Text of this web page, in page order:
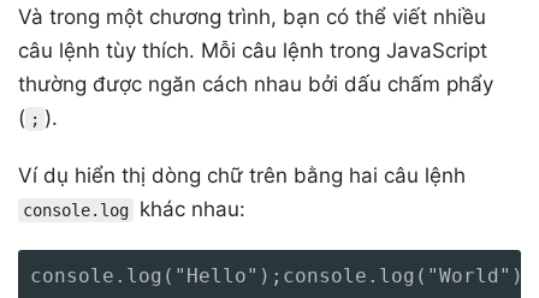
Và trong một chương trình, bạn có thể viết nhiều
câu lệnh tùy thích. Mỗi câu lệnh trong JavaScript
thường được ngăn cách nhau bởi dấu chấm phẩy
( ; ).
Ví dụ hiển thị dòng chữ trên bằng hai câu lệnh
console.log khác nhau:
console.log("Hello");console.log("World");